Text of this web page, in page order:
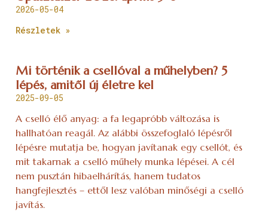
2026-05-04
Részletek »
Mi történik a csellóval a műhelyben? 5
lépés, amitől új életre kel
2025-09-05
A cselló élő anyag: a fa legapróbb változása is
hallhatóan reagál. Az alábbi összefoglaló lépésről
lépésre mutatja be, hogyan javítanak egy csellót, és
mit takarnak a cselló műhely munka lépései. A cél
nem pusztán hibaelhárítás, hanem tudatos
hangfejlesztés – ettől lesz valóban minőségi a cselló
javítás.